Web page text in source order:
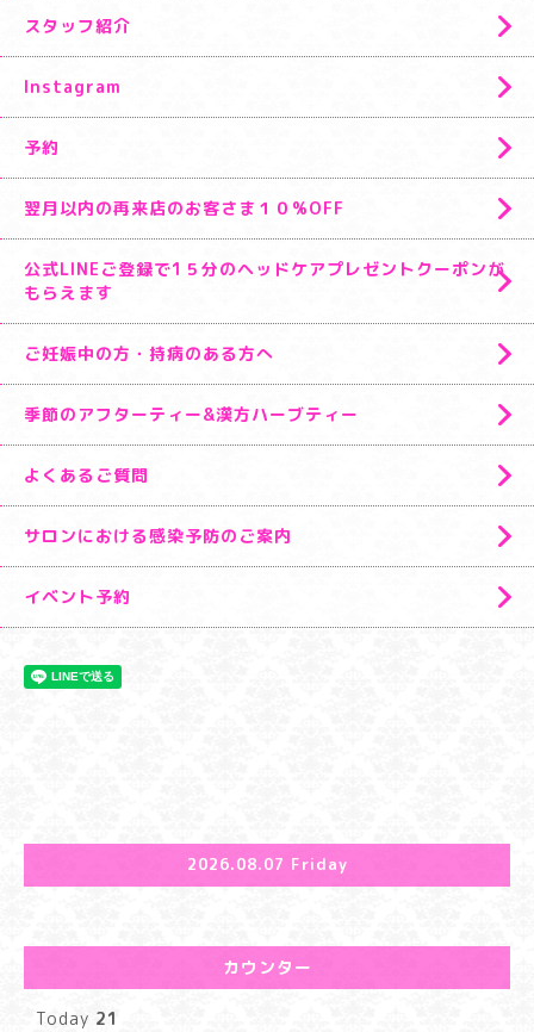
スタッフ紹介
Instagram
予約
翌月以内の再来店のお客さま１０%OFF
公式LINEご登録で1５分のヘッドケアプレゼントクーポンが
もらえます
ご妊娠中の方・持病のある方へ
季節のアフターティー&漢方ハーブティー
よくあるご質問
サロンにおける感染予防のご案内
イベント予約
2026.08.07 Friday
カウンター
Today 21